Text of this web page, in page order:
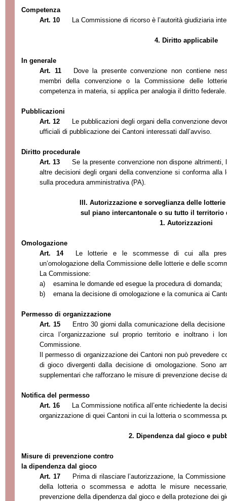
Competenza
Art. 10
La Commissione di ricorso è l’autorità giudiziaria
4. Diritto applicabile
In generale
Art. 11
Dove la presente convenzione non contiene
membri della convenzione o la Commissione delle
competenza in materia, si applica per analogia il diritto federale.
Pubblicazioni
Art. 12
Le pubblicazioni degli organi della convenzione
ufficiali di pubblicazione dei Cantoni interessati dall’avviso.
Diritto procedurale
Art. 13
Se la presente convenzione non dispone
altre decisioni degli organi della convenzione si conforma alla
sulla procedura amministrativa (PA).
III. Autorizzazione e sorveglianza delle
sul piano intercantonale o su tutto il territorio
1. Autorizzazioni
Omologazione
Art. 14
Le lotterie e le scommesse di cui alla
un’omologazione della Commissione delle lotterie e delle
La Commissione:
a)
esamina le domande ed esegue la procedura di domanda;
b)
emana la decisione di omologazione e la comunica ai
Permesso di organizzazione
Art. 15
Entro 30 giorni dalla comunicazione della
circa l’organizzazione sul proprio territorio e inoltrano i
Commissione.
Il permesso di organizzazione dei Cantoni non può prevedere
di gioco divergenti dalla decisione di omologazione. Sono
supplementari che rafforzano le misure di prevenzione decise
Notifica del permesso
Art. 16
La Commissione notifica all’ente richiedente la
organizzazione di quei Cantoni in cui la lotteria o scommessa
2. Dipendenza dal gioco e
Misure di prevenzione contro
la dipendenza dal gioco
Art. 17
Prima di rilasciare l’autorizzazione, la
della lotteria o scommessa e adotta le misure
prevenzione della dipendenza dal gioco e della protezione dei